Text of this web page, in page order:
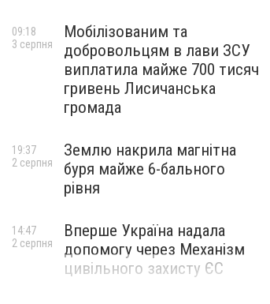
Мобілізованим та
добровольцям в лави ЗСУ
виплатила майже 700 тисяч
гривень Лисичанська
громада
09:18
3 серпня
Землю накрила магнітна
буря майже 6-бального
рівня
19:37
2 серпня
Вперше Україна надала
допомогу через Механізм
цивільного захисту ЄС
14:47
2 серпня